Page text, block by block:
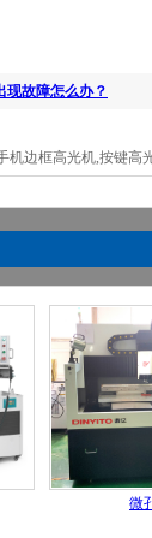
现故障怎么办？
机边框高光机,按键高
微